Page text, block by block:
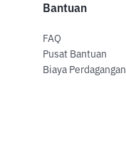
Bantuan
FAQ
Pusat Bantuan
Biaya Perdagangan